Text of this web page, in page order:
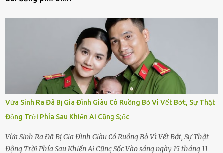
Vừa Sinh Ra Đã Bị Gia Đình Giàu Có Ruồng Bỏ Vì Vết Bớt, Sự Thật
Động Trời Phía Sau Khiến Ai Cũng S;ốc
Vừa Sinh Ra Đã Bị Gia Đình Giàu Có Ruồng Bỏ Vì Vết Bớt, Sự Thật
Động Trời Phía Sau Khiến Ai Cũng Sốc Vào sáng ngày 15 tháng 11